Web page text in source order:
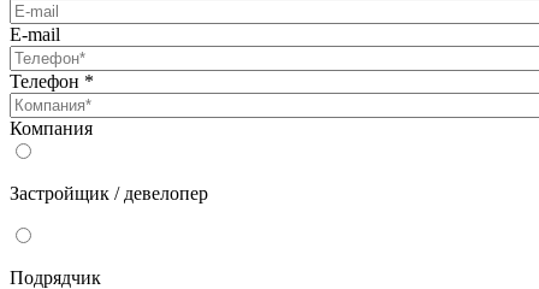
E-mail
Телефон *
Компания
Застройщик / девелопер
Подрядчик